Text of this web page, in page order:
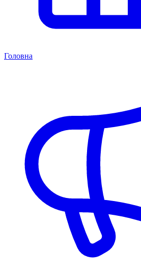
Головна